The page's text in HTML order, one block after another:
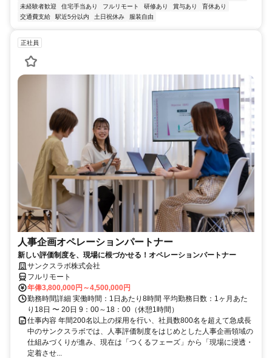
未経験者歓迎
住宅手当あり フルリモート 研修あり 賞与あり
育休あり
交通費支給
駅近5分以内 土日祝休み 服装自由
正社員
人事企画オペレーションパートナー
新しい評価制度を、現場に根づかせる！オペレーションパートナー
サンクスラボ株式会社
フルリモート
年俸3,800,000円～4,500,000円
勤務時間詳細 実働時間：1日あたり8時間 平均勤務日数：1ヶ月あた
り18日 〜 20日 9：00～18：00（休憩1時間）
仕事内容 年間200名以上の採用を行い、社員数800名を超えて急成長
中のサンクスラボでは、人事評価制度をはじめとした人事企画領域の
仕組みづくりが進み、現在は「つくるフェーズ」から「現場に浸透・
定着させ...